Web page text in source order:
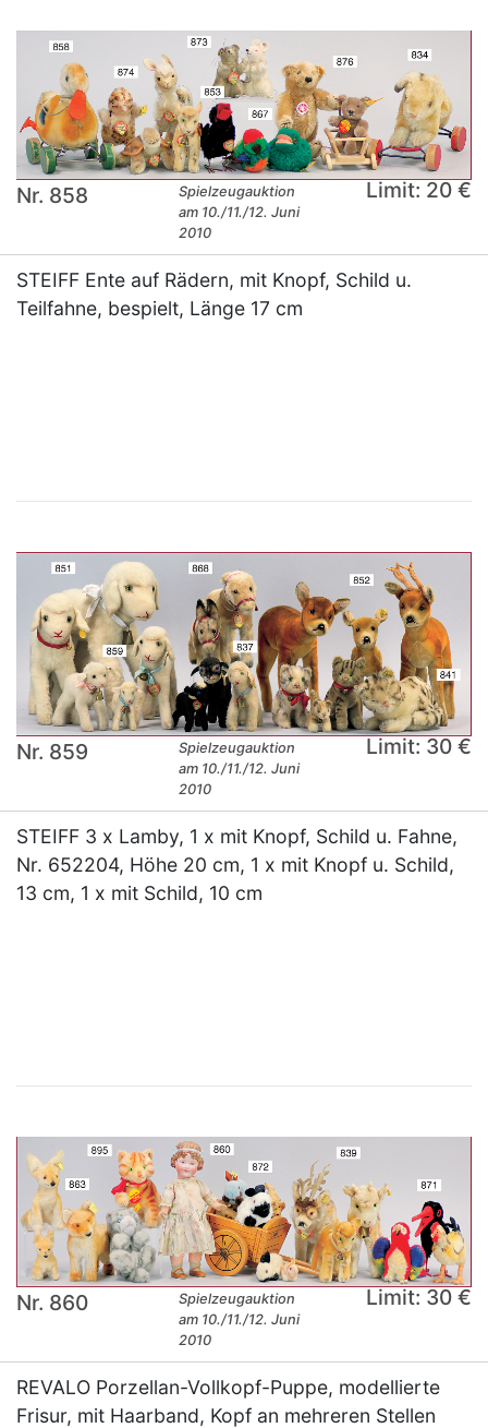
Nr. 858
Spielzeugauktion
am 10./11./12. Juni
2010
Limit: 20 €
STEIFF Ente auf Rädern, mit Knopf, Schild u.
Teilfahne, bespielt, Länge 17 cm
Nr. 859
Spielzeugauktion
am 10./11./12. Juni
2010
Limit: 30 €
STEIFF 3 x Lamby, 1 x mit Knopf, Schild u. Fahne,
Nr. 652204, Höhe 20 cm, 1 x mit Knopf u. Schild,
13 cm, 1 x mit Schild, 10 cm
Nr. 860
Spielzeugauktion
am 10./11./12. Juni
2010
Limit: 30 €
REVALO Porzellan-Vollkopf-Puppe, modellierte
Frisur, mit Haarband, Kopf an mehreren Stellen